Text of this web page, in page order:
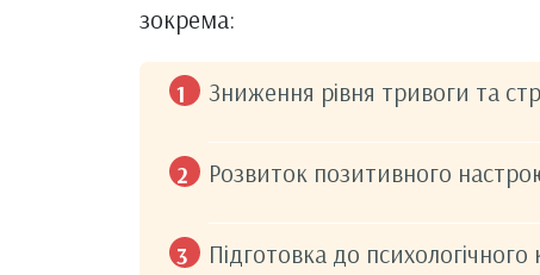
зокрема:
Зниження рівня тривоги та
Розвиток позитивного
Підготовка до